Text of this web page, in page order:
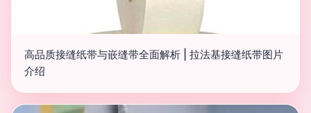
高品质接缝纸带与嵌缝带全面解析 | 拉法基接缝纸带图片
介绍